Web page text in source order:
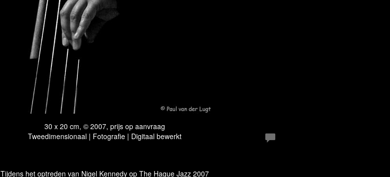
30 x 20 cm, © 2007, prijs op aanvraag
Tweedimensionaal | Fotografie | Digitaal bewerkt
Tijdens het optreden van Nigel Kennedy op The Hague Jazz 2007